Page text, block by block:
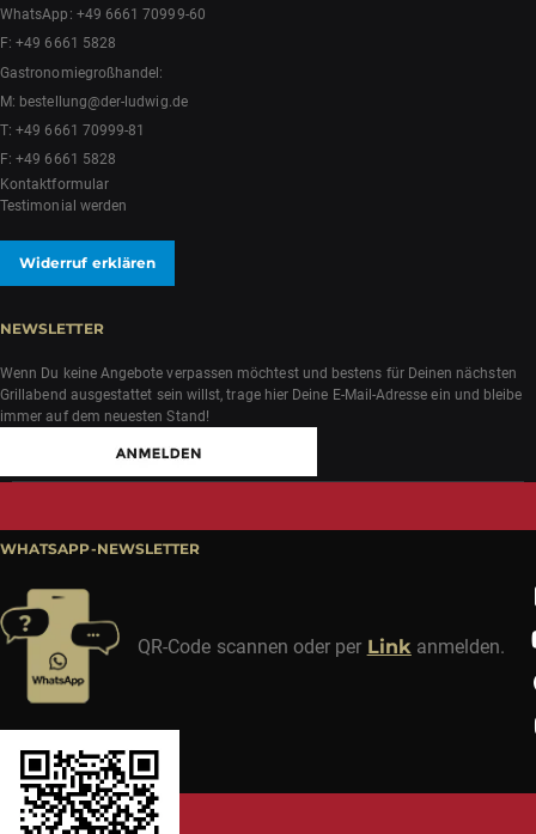
WhatsApp: +49 6661 70999-60
F: +49 6661 5828
Gastronomiegroßhandel:
M: bestellung@der-ludwig.de
T:+49 6661 70999-81
F: +49 6661 5828
Kontaktformular
Testimonial werden
Widerruf erklären
NEWSLETTER
Wenn Du keine Angebote verpassen möchtest und bestens für Deinen nächsten
Grillabend ausgestattet sein willst, trage hier Deine E-Mail-Adresse ein und bleibe
immer auf dem neuesten Stand!
WHATSAPP-NEWSLETTER
QR-Code scannen oder per Linkanmelden.